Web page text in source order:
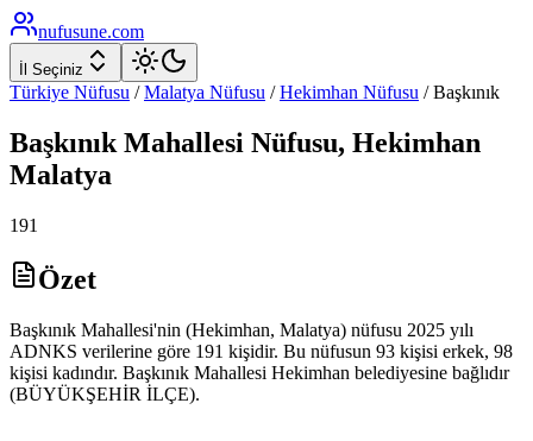
nufusune.com
İl Seçiniz
Türkiye Nüfusu / Malatya Nüfusu / Hekimhan Nüfusu /Başkınık
Başkınık Mahallesi Nüfusu, Hekimhan
Malatya
191
Özet
Başkınık Mahallesi'nin (Hekimhan, Malatya) nüfusu 2025 yılı
ADNKS verilerine göre 191 kişidir. Bu nüfusun 93 kişisi erkek, 98
kişisi kadındır. Başkınık Mahallesi Hekimhan belediyesine bağlıdır
(BÜYÜKŞEHİR İLÇE).